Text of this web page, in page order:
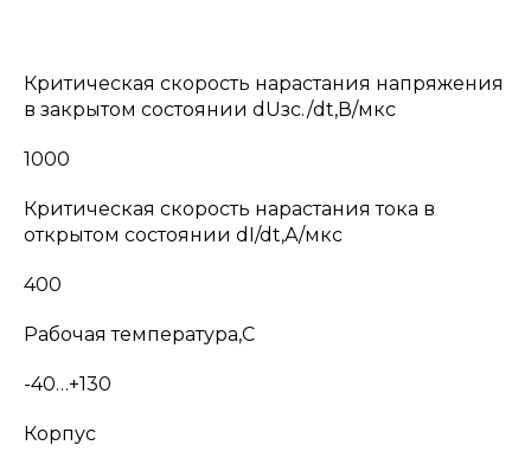
Критическая скорость нарастания напряжения
в закрытом состоянии dUзс./dt,В/мкс
1000
Критическая скорость нарастания тока в
открытом состоянии dI/dt,А/мкс
400
Рабочая температура,С
-40…+130
Корпус